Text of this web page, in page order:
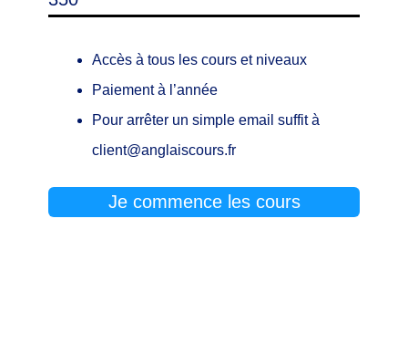
Accès à tous les cours et niveaux
Paiement à l’année
Pour arrêter un simple email suffit à
client@anglaiscours.fr
Je commence les cours